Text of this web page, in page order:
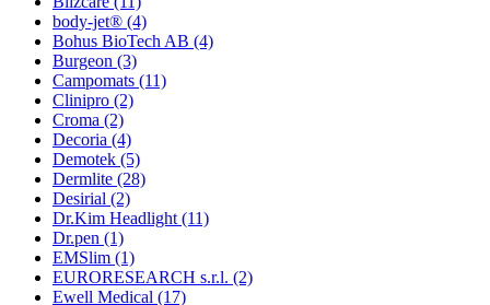
body-jet® (4)
Bohus BioTech AB (4)
Burgeon (3)
Campomats (11)
Clinipro (2)
Croma (2)
Decoria (4)
Demotek (5)
Dermlite (28)
Desirial (2)
Dr.Kim Headlight (11)
Dr.pen (1)
EMSlim (1)
EURORESEARCH s.r.l. (2)
Ewell Medical (17)